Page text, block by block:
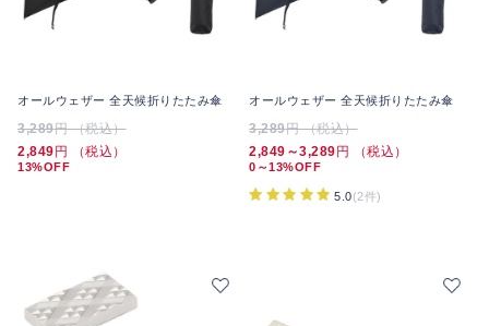
オールウェザー 全天候折りたたみ傘
3,289円 （税込）
2,849 円 （税込）
13%OFF
オールウェザー 全天候折りたたみ傘
3,289円 （税込）
2,849～3,289 円 （税込）
0～13%OFF
5.0(2件)